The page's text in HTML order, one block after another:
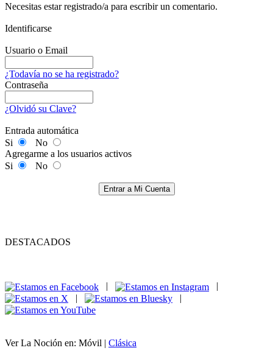
Necesitas estar registrado/a para escribir un comentario.
Identificarse
Usuario o Email
¿Todavía no se ha registrado?
Contraseña
¿Olvidó su Clave?
Entrada automática
Si
No
Agregarme a los usuarios activos
Si
No
Entrar a Mi Cuenta
DESTACADOS
|
|
Ver La Noción en: Móvil | Clásica